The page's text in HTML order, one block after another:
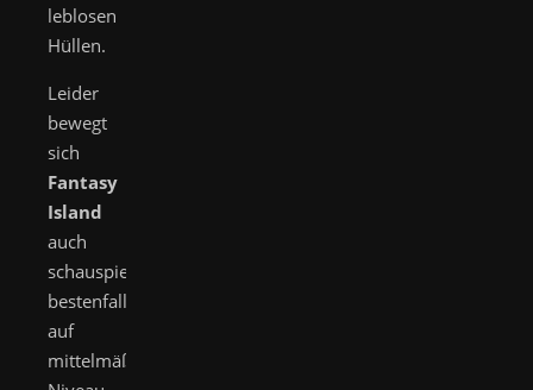
leblosen
Hüllen.
Leider
bewegt
sich
Fantasy
Island
auch
schauspielerisch
bestenfalls
auf
mittelmäßigem